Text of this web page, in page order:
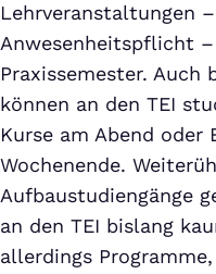
Lehrveranstaltungen
Anwesenheitspflicht
Praxissemester.
können an den TEI
Kurse am Abend
Wochenende.
Aufbaustudiengänge
an den TEI bislang
allerdings